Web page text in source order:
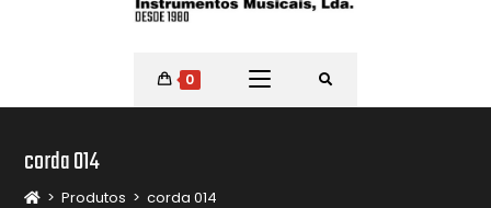
0
corda 014
> Produtos > corda 014